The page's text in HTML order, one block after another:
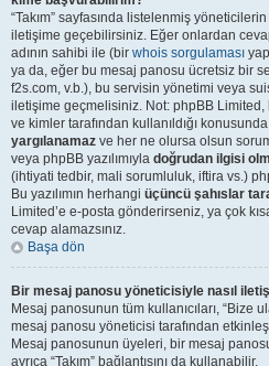
“Takım” sayfasında listelenmiş
iletişime geçebilirsiniz. Eğer onlardan
adının sahibi ile (bir whois sorgulaması
ya da, eğer bu mesaj panosu ücretsiz bir
f2s.com, v.b.), bu servisin yönetimi veya
iletişime geçmelisiniz. Not: phpBB
ve kimler tarafından kullanıldığı
yargılanamaz ve her ne olursa olsun
veya phpBB yazılımıyla doğrudan ilgisi
(ihtiyati tedbir, mali sorumluluk, iftira vs.)
Bu yazılımın herhangi üçüncü şahıslar
Limited’e e-posta gönderirseniz, ya çok
cevap alamazsınız.
Başa dön
Bir mesaj panosu yöneticisiyle nasıl
Mesaj panosunun tüm kullanıcıları, “Bize
mesaj panosu yöneticisi tarafından
Mesaj panosunun üyeleri, bir mesaj
ayrıca “Takım” bağlantısını da kullanabilir.